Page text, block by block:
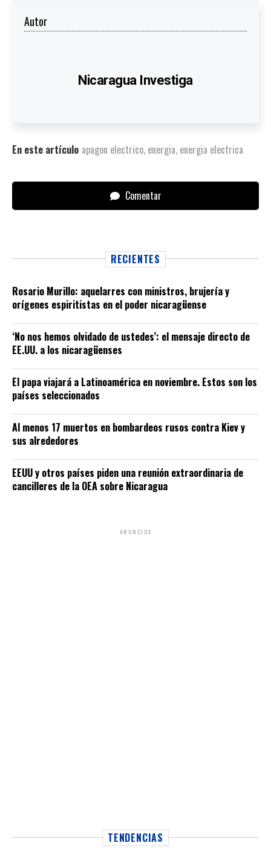
Autor
Nicaragua Investiga
En este artículo apagon electrico, energia, energia electrica
Comentar
RECIENTES
Rosario Murillo: aquelarres con ministros, brujería y
orígenes espiritistas en el poder nicaragüense
‘No nos hemos olvidado de ustedes’: el mensaje directo de
EE.UU. a los nicaragüenses
El papa viajará a Latinoamérica en noviembre. Estos son los
países seleccionados
Al menos 17 muertos en bombardeos rusos contra Kiev y
sus alrededores
EEUU y otros países piden una reunión extraordinaria de
cancilleres de la OEA sobre Nicaragua
ANUNCIOS
TENDENCIAS